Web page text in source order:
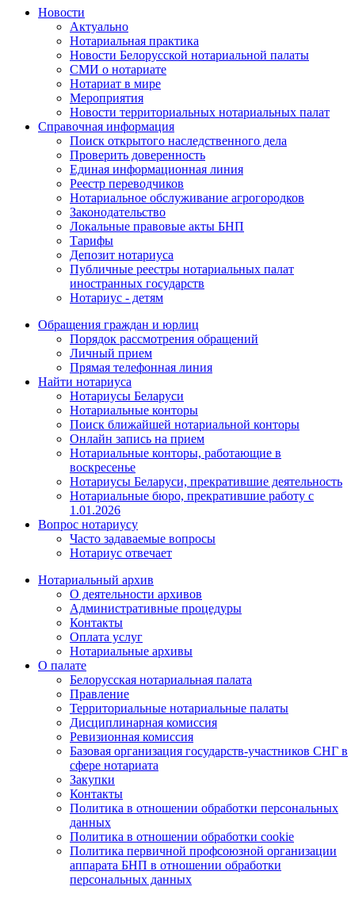
Новости
Актуально
Нотариальная практика
Новости Белорусской нотариальной палаты
СМИ о нотариате
Нотариат в мире
Мероприятия
Новости территориальных нотариальных палат
Справочная информация
Поиск открытого наследственного дела
Проверить доверенность
Единая информационная линия
Реестр переводчиков
Нотариальное обслуживание агрогородков
Законодательство
Локальные правовые акты БНП
Тарифы
Депозит нотариуса
Публичные реестры нотариальных палат
иностранных государств
Нотариус - детям
Обращения граждан и юрлиц
Порядок рассмотрения обращений
Личный прием
Прямая телефонная линия
Найти нотариуса
Нотариусы Беларуси
Нотариальные конторы
Поиск ближайшей нотариальной конторы
Онлайн запись на прием
Нотариальные конторы, работающие в
воскресенье
Нотариусы Беларуси, прекратившие деятельность
Нотариальные бюро, прекратившие работу с
1.01.2026
Вопрос нотариусу
Часто задаваемые вопросы
Нотариус отвечает
Нотариальный архив
О деятельности архивов
Административные процедуры
Контакты
Оплата услуг
Нотариальные архивы
О палате
Белорусская нотариальная палата
Правление
Территориальные нотариальные палаты
Дисциплинарная комиссия
Ревизионная комиссия
Базовая организация государств-участников СНГ в
сфере нотариата
Закупки
Контакты
Политика в отношении обработки персональных
данных
Политика в отношении обработки cookie
Политика первичной профсоюзной организации
аппарата БНП в отношении обработки
персональных данных